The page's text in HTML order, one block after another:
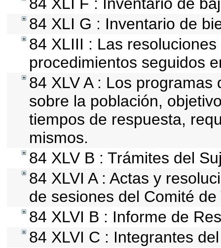
84 XLI G : Inventario de
84 XLIII : Las
procedimientos seguidos
84 XLV A : Los
sobre la población,
tiempos de respuesta,
mismos.
84 XLV B : Trámites del
84 XLVI A : Actas y
de sesiones del Comité
84 XLVI B : Informe de
84 XLVI C : Integrantes